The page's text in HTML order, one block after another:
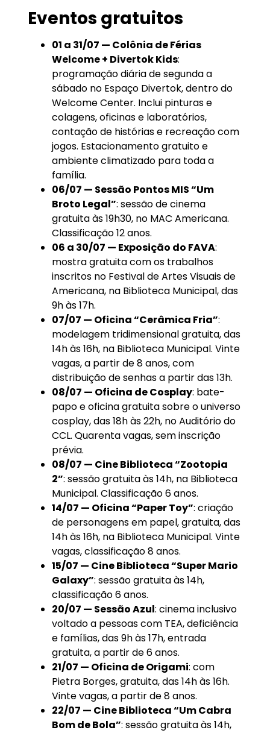
Eventos gratuitos
01 a 31/07 — Colônia de Férias
Welcome + Divertok Kids:
programação diária de segunda a
sábado no Espaço Divertok, dentro do
Welcome Center. Inclui pinturas e
colagens, oficinas e laboratórios,
contação de histórias e recreação com
jogos. Estacionamento gratuito e
ambiente climatizado para toda a
família.
06/07 — Sessão Pontos MIS “Um
Broto Legal”: sessão de cinema
gratuita às 19h30, no MAC Americana.
Classificação 12 anos.
06 a 30/07 — Exposição do FAVA:
mostra gratuita com os trabalhos
inscritos no Festival de Artes Visuais de
Americana, na Biblioteca Municipal, das
9h às 17h.
07/07 — Oficina “Cerâmica Fria”:
modelagem tridimensional gratuita, das
14h às 16h, na Biblioteca Municipal. Vinte
vagas, a partir de 8 anos, com
distribuição de senhas a partir das 13h.
08/07 — Oficina de Cosplay: bate-
papo e oficina gratuita sobre o universo
cosplay, das 18h às 22h, no Auditório do
CCL. Quarenta vagas, sem inscrição
prévia.
08/07 — Cine Biblioteca “Zootopia
2”: sessão gratuita às 14h, na Biblioteca
Municipal. Classificação 6 anos.
14/07 — Oficina “Paper Toy”: criação
de personagens em papel, gratuita, das
14h às 16h, na Biblioteca Municipal. Vinte
vagas, classificação 8 anos.
15/07 — Cine Biblioteca “Super Mario
Galaxy”: sessão gratuita às 14h,
classificação 6 anos.
20/07 — Sessão Azul: cinema inclusivo
voltado a pessoas com TEA, deficiência
e famílias, das 9h às 17h, entrada
gratuita, a partir de 6 anos.
21/07 — Oficina de Origami: com
Pietra Borges, gratuita, das 14h às 16h.
Vinte vagas, a partir de 8 anos.
22/07 — Cine Biblioteca “Um Cabra
Bom de Bola”: sessão gratuita às 14h,